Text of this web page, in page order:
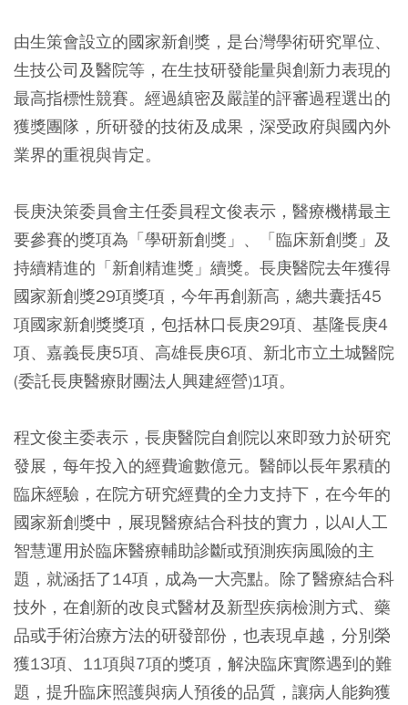
由生策會設立的國家新創獎，是台灣學術研究單位、
生技公司及醫院等，在生技研發能量與創新力表現的
最高指標性競賽。經過縝密及嚴謹的評審過程選出的
獲獎團隊，所研發的技術及成果，深受政府與國內外
業界的重視與肯定。
長庚決策委員會主任委員程文俊表示，醫療機構最主
要參賽的獎項為「學研新創獎」、「臨床新創獎」及
持續精進的「新創精進獎」續獎。長庚醫院去年獲得
國家新創獎29項獎項，今年再創新高，總共囊括45
項國家新創獎獎項，包括林口長庚29項、基隆長庚4
項、嘉義長庚5項、高雄長庚6項、新北市立土城醫院
(委託長庚醫療財團法人興建經營)1項。
程文俊主委表示，長庚醫院自創院以來即致力於研究
發展，每年投入的經費逾數億元。醫師以長年累積的
臨床經驗，在院方研究經費的全力支持下，在今年的
國家新創獎中，展現醫療結合科技的實力，以AI人工
智慧運用於臨床醫療輔助診斷或預測疾病風險的主
題，就涵括了14項，成為一大亮點。除了醫療結合科
技外，在創新的改良式醫材及新型疾病檢測方式、藥
品或手術治療方法的研發部份，也表現卓越，分別榮
獲13項、11項與7項的獎項，解決臨床實際遇到的難
題，提升臨床照護與病人預後的品質，讓病人能夠獲